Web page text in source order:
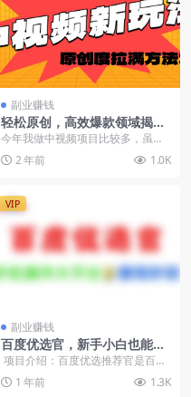
副业赚钱
轻松原创，高效爆款领域揭
秘！
今年我做中视频项目比较多，虽然
做中视频不用去引流，但无论是原
创还是伪原创，创作内...
2 年前 1.0K
VIP
副业赚钱
百度优选官，新手小白也能做
的赚钱项目，可矩阵操作
项目介绍：百度优选推荐官是百度
官方推出的​​智能购物决策平台兼零
门槛...1 年前 1.3K